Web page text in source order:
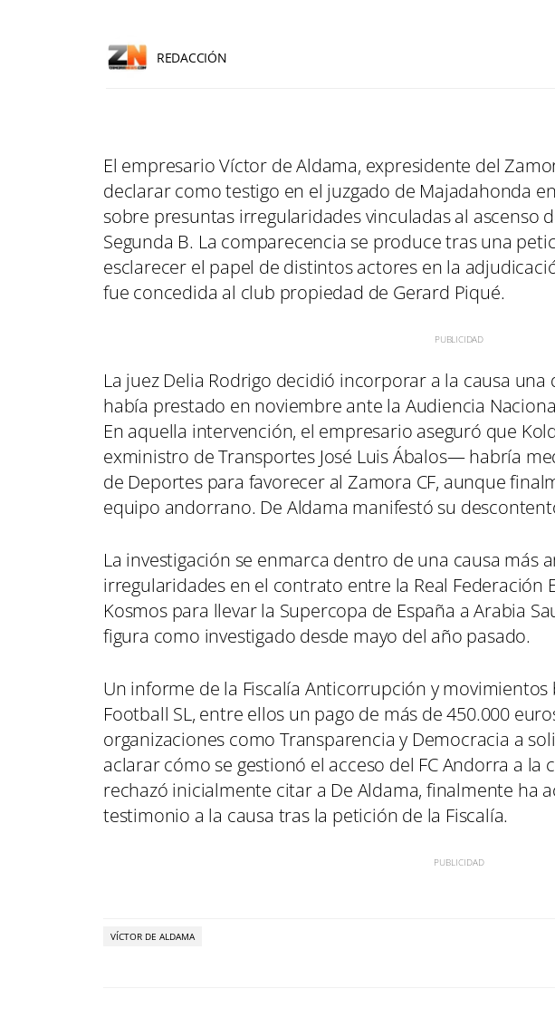
REDACCIÓN
El empresario Víctor de Aldama, expresidente del
declarar como testigo en el juzgado de Majadahonda
sobre presuntas irregularidades vinculadas al ascenso
Segunda B. La comparecencia se produce tras una
esclarecer el papel de distintos actores en la
fue concedida al club propiedad de Gerard Piqué.
La juez Delia Rodrigo decidió incorporar a la causa una
había prestado en noviembre ante la Audiencia
En aquella intervención, el empresario aseguró que
exministro de Transportes José Luis Ábalos— habría
de Deportes para favorecer al Zamora CF, aunque
equipo andorrano. De Aldama manifestó su
La investigación se enmarca dentro de una causa más
irregularidades en el contrato entre la Real Federación
Kosmos para llevar la Supercopa de España a Arabia
figura como investigado desde mayo del año pasado.
Un informe de la Fiscalía Anticorrupción y movimientos
Football SL, entre ellos un pago de más de 450.000
organizaciones como Transparencia y Democracia a
aclarar cómo se gestionó el acceso del FC Andorra a la
rechazó inicialmente citar a De Aldama, finalmente ha
testimonio a la causa tras la petición de la Fiscalía.
VÍCTOR DE ALDAMA